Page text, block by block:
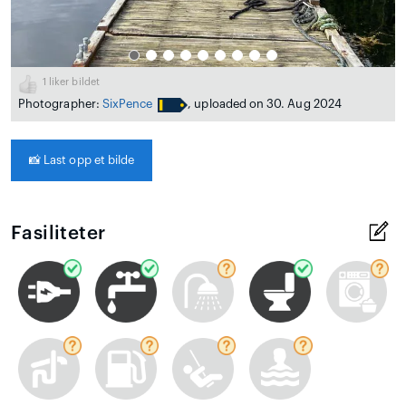
1 liker bildet
Photographer: SixPence , uploaded on 30. Aug 2024
📸 Last opp et bilde
Fasiliteter